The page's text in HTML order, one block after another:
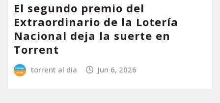
El segundo premio del
Extraordinario de la Lotería
Nacional deja la suerte en
Torrent
torrent al dia Jun 6, 2026